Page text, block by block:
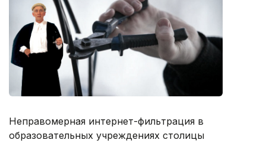
Неправомерная интернет-фильтрация в
образовательных учреждениях столицы